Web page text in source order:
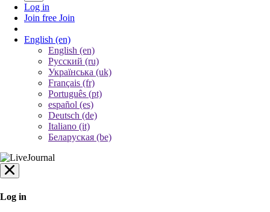
Log in
Join free Join
English (en)
English (en)
Русский (ru)
Українська (uk)
Français (fr)
Português (pt)
español (es)
Deutsch (de)
Italiano (it)
Беларуская (be)
Log in